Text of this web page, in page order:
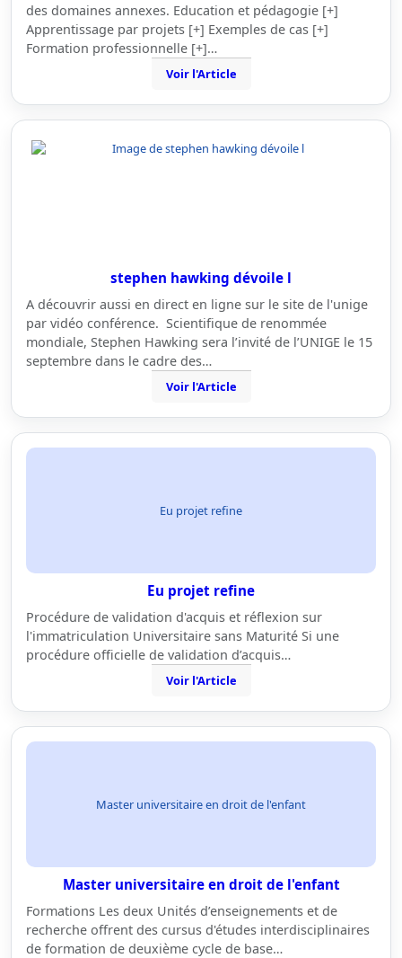
des domaines annexes. Education et pédagogie [+]
Apprentissage par projets [+] Exemples de cas [+]
Formation professionnelle [+]…
Voir l'Article
stephen hawking dévoile l
A découvrir aussi en direct en ligne sur le site de l'unige
par vidéo conférence. Scientifique de renommée
mondiale, Stephen Hawking sera l’invité de l’UNIGE le 15
septembre dans le cadre des…
Voir l'Article
Eu projet refine
Eu projet refine
Procédure de validation d'acquis et réflexion sur
l'immatriculation Universitaire sans Maturité Si une
procédure officielle de validation d’acquis…
Voir l'Article
Master universitaire en droit de l'enfant
Master universitaire en droit de l'enfant
Formations Les deux Unités d’enseignements et de
recherche offrent des cursus d'études interdisciplinaires
de formation de deuxième cycle de base…